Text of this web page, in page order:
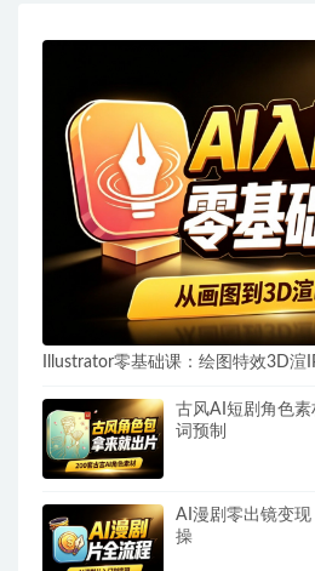
Illustrator零基础课：绘图特效3D渲
古风AI短剧角色
词预制
AI漫剧零出镜变
操